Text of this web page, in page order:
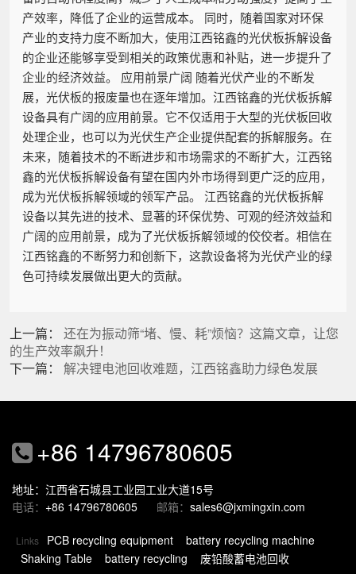
产效率，降低了企业的运营成本。 同时，随着国家对环保
产业的支持力度不断加大，使用江西铭鑫的光伏板拆解设备
的企业还能够享受到相关的政策优惠和补贴，进一步提升了
企业的经济效益。 应用前景广阔 随着光伏产业的不断发
展，光伏板的报废量也在逐年增加。江西铭鑫的光伏板拆解
设备具有广阔的应用前景。它不仅适用于大型的光伏板回收
处理企业，也可以为光伏生产企业提供配套的拆解服务。在
未来，随着技术的不断进步和市场需求的不断扩大，江西铭
鑫的光伏板拆解设备有望在国内外市场得到更广泛的应用，
成为光伏板拆解领域的领军产品。 江西铭鑫的光伏板拆解
设备以其先进的技术、显著的环保优势、可观的经济效益和
广阔的应用前景，成为了光伏板拆解领域的佼佼者。相信在
江西铭鑫的不断努力和创新下，这款设备将为光伏产业的绿
色可持续发展做出更大的贡献。
上一篇： 还在为振动筛“堵、慢、耗”烦恼？这篇文章，让您
的生产效率飙升！
下一篇： 解决锂电池回收难题，江西铭鑫助力绿色发展
+86 14796780605
地址：江西省石城县工业园工业大道15号
电话： +86 14796780605 邮箱： sales6@jxmingxin.com
Links PCB recycling equipment
battery recycling machine
Shaking Table
battery recycling 废铅酸蓄电池回收